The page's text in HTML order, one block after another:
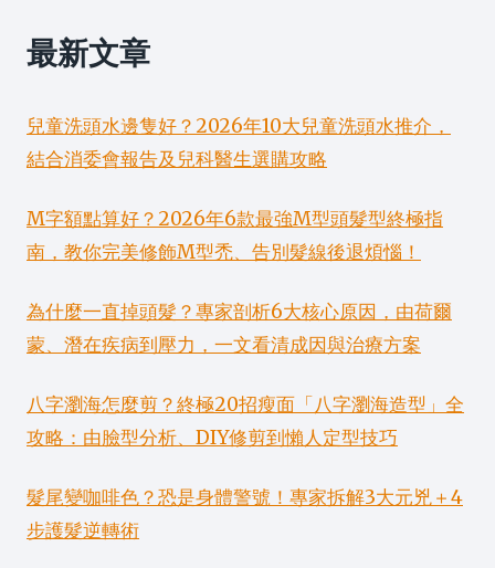
最新文章
兒童洗頭水邊隻好？2026年10大兒童洗頭水推介，
結合消委會報告及兒科醫生選購攻略
M字額點算好？2026年6款最強M型頭髮型終極指
南，教你完美修飾M型禿、告別髮線後退煩惱！
為什麼一直掉頭髮？專家剖析6大核心原因，由荷爾
蒙、潛在疾病到壓力，一文看清成因與治療方案
八字瀏海怎麼剪？終極20招瘦面「八字瀏海造型」全
攻略：由臉型分析、DIY修剪到懶人定型技巧
髮尾變咖啡色？恐是身體警號！專家拆解3大元兇＋4
步護髮逆轉術